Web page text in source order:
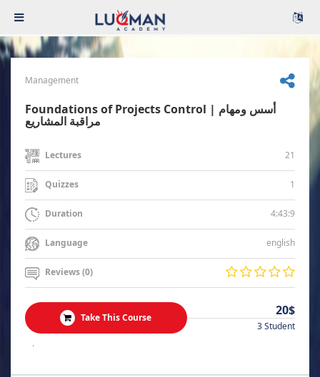
Management
Foundations of Projects Control | أسس ومهام
مراقبة المشاريع
Lectures 21
Quizzes 1
Duration 4:43:9
Language english
Reviews (0)
Take This Course 20$
3 Student
.